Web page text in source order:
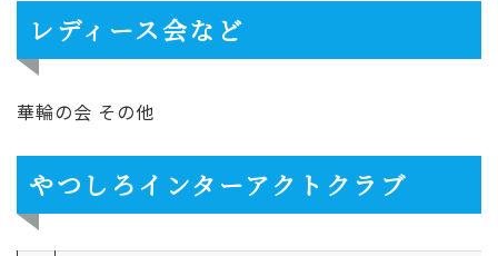
レディース会など
華輪の会 その他
やつしろインターアクトクラブ